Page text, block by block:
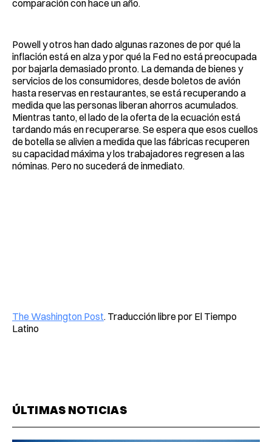
comparación con hace un año.
Powell y otros han dado algunas razones de por qué la
inflación está en alza y por qué la Fed no está preocupada
por bajarla demasiado pronto. La demanda de bienes y
servicios de los consumidores, desde boletos de avión
hasta reservas en restaurantes, se está recuperando a
medida que las personas liberan ahorros acumulados.
Mientras tanto, el lado de la oferta de la ecuación está
tardando más en recuperarse. Se espera que esos cuellos
de botella se alivien a medida que las fábricas recuperen
su capacidad máxima y los trabajadores regresen a las
nóminas. Pero no sucederá de inmediato.
The Washington Post. Traducción libre por El Tiempo
Latino
ÚLTIMAS NOTICIAS